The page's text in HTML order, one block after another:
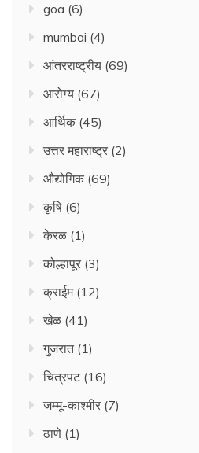
goa (6)
mumbai (4)
आंतरराष्ट्रीय (69)
आरोग्य (67)
आर्थिक (45)
उत्तर महाराष्ट्र (2)
औद्योगिक (69)
कृषि (6)
केरळ (1)
कोल्हापूर (3)
क्राईम(12)
खेळ (41)
गुजरात(1)
चित्रपट(16)
जम्मू-काश्मीर (7)
ठाणे (1)